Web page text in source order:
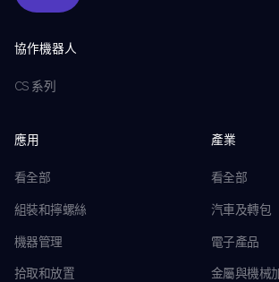
提交
協作機器人
CS 系列
應用
看全部
組裝和擰螺絲
機器管理
拾取和放置
產業
看全部
汽車及轉包
電子產品
金屬與機械